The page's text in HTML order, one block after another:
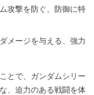
攻撃を防ぐ、防御に特
メージを与える、強力
とで、ガンダムシリー
、迫力のある戦闘を体